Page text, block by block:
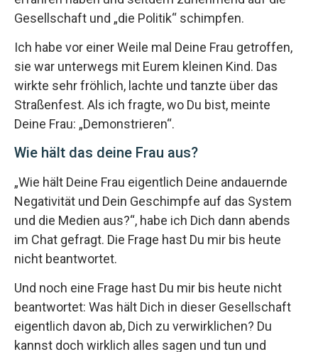
Gesellschaft und „die Politik“ schimpfen.
Ich habe vor einer Weile mal Deine Frau getroffen,
sie war unterwegs mit Eurem kleinen Kind. Das
wirkte sehr fröhlich, lachte und tanzte über das
Straßenfest. Als ich fragte, wo Du bist, meinte
Deine Frau: „Demonstrieren“.
Wie hält das deine Frau aus?
„Wie hält Deine Frau eigentlich Deine andauernde
Negativität und Dein Geschimpfe auf das System
und die Medien aus?“, habe ich Dich dann abends
im Chat gefragt. Die Frage hast Du mir bis heute
nicht beantwortet.
Und noch eine Frage hast Du mir bis heute nicht
beantwortet: Was hält Dich in dieser Gesellschaft
eigentlich davon ab, Dich zu verwirklichen? Du
kannst doch wirklich alles sagen und tun und